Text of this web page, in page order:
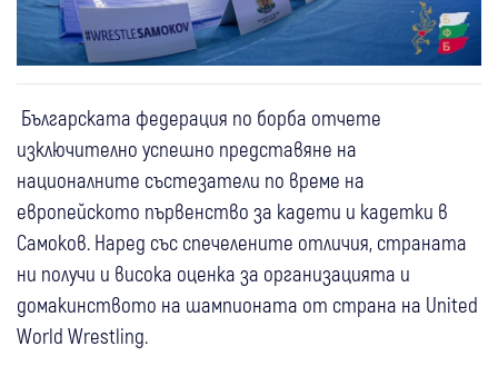
Българската федерация по борба отчете
изключително успешно представяне на
националните състезатели по време на
европейското първенство за кадети и кадетки в
Самоков. Наред със спечелените отличия, страната
ни получи и висока оценка за организацията и
домакинството на шампионата от страна на United
World Wrestling.